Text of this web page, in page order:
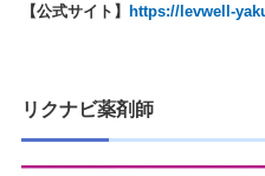
【公式サイト】 https://levwell-
リクナビ薬剤師